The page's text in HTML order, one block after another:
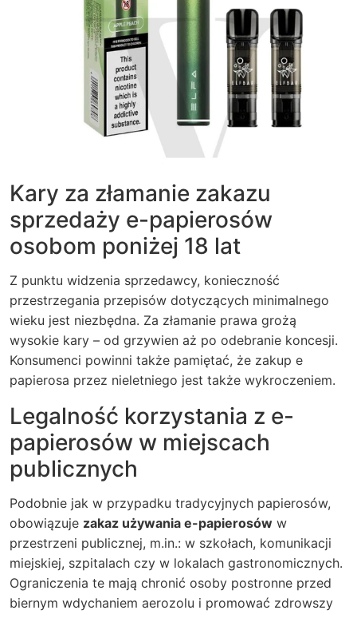
Kary za złamanie zakazu
sprzedaży e-papierosów
osobom poniżej 18 lat
Z punktu widzenia sprzedawcy, konieczność
przestrzegania przepisów dotyczących minimalnego
wieku jest niezbędna. Za złamanie prawa grożą
wysokie kary – od grzywien aż po odebranie koncesji.
Konsumenci powinni także pamiętać, że zakup e
papierosa przez nieletniego jest także wykroczeniem.
Legalność korzystania z e-
papierosów w miejscach
publicznych
Podobnie jak w przypadku tradycyjnych papierosów,
obowiązuje zakaz używania e-papierosów w
przestrzeni publicznej, m.in.: w szkołach, komunikacji
miejskiej, szpitalach czy w lokalach gastronomicznych.
Ograniczenia te mają chronić osoby postronne przed
biernym wdychaniem aerozolu i promować zdrowszy